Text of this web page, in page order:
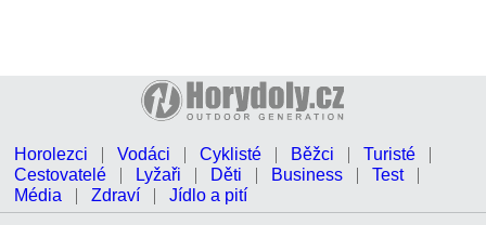
Horolezci Vodáci Cyklisté Běžci
Turisté
Cestovatelé
Lyžaři Děti Business
Test
Média
Zdraví Jídlo a pití